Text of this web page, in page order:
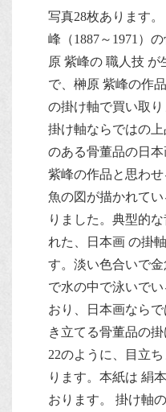
写真28枚あります
峰（1887～1971）
原 紫峰の 職人技
で、榊原 紫峰の作
の掛け軸で買い取
掛け軸ならではの
のある骨董品の日
紫峰の作品と思わ
魚の図が描かれて
りました。典型的
れた、日本画 の掛
す。淡い色合いで
で水の中で泳いで
おり、日本画ならで
き立てる骨董品の掛
22のように、目立
ります。本紙は 絹
おります。 掛け軸